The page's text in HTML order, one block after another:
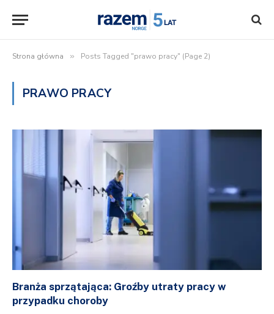
Strona główna » Posts Tagged "prawo pracy" (Page 2)
PRAWO PRACY
Branża sprzątająca: Groźby utraty pracy w
przypadku choroby